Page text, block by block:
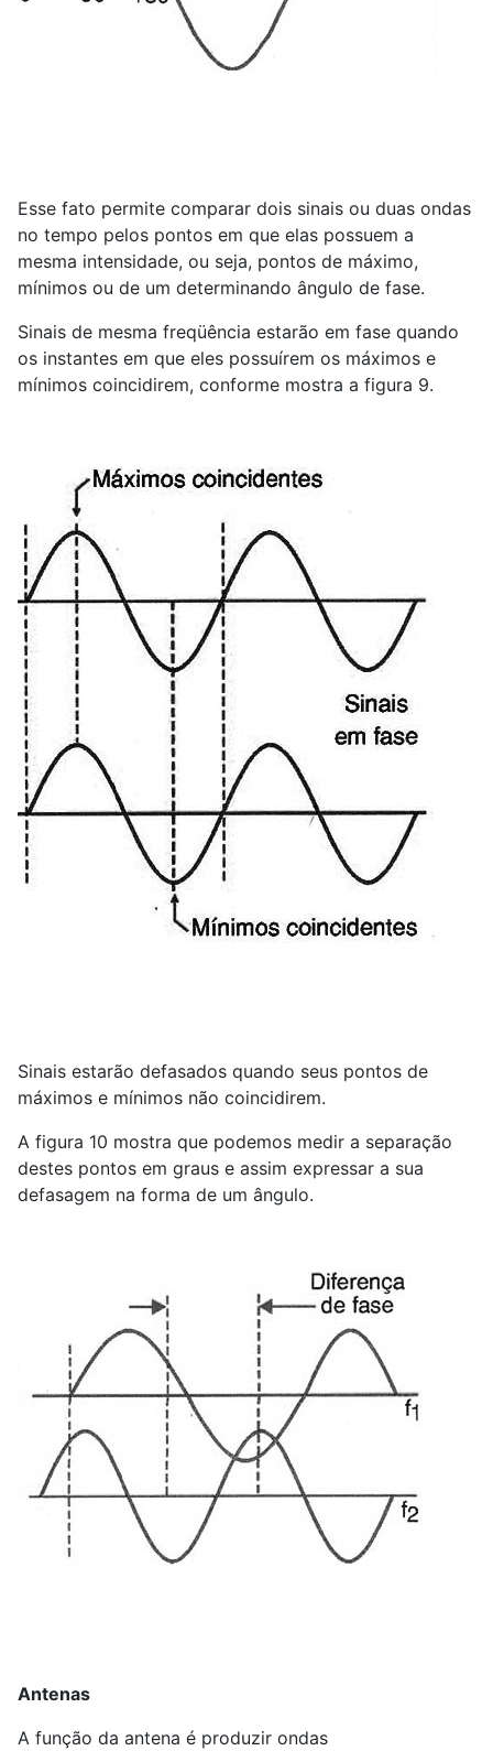
Esse fato permite comparar dois sinais ou duas ondas
no tempo pelos pontos em que elas possuem a
mesma intensidade, ou seja, pontos de máximo,
mínimos ou de um determinando ângulo de fase.
Sinais de mesma freqüência estarão em fase quando
os instantes em que eles possuírem os máximos e
mínimos coincidirem, conforme mostra a figura 9.
Sinais estarão defasados quando seus pontos de
máximos e mínimos não coincidirem.
A figura 10 mostra que podemos medir a separação
destes pontos em graus e assim expressar a sua
defasagem na forma de um ângulo.
Antenas
A função da antena é produzir ondas